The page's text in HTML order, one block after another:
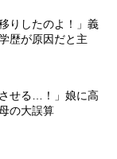
りしたのよ！」義
歴が原因だと主
せる…！」娘に高
の大誤算